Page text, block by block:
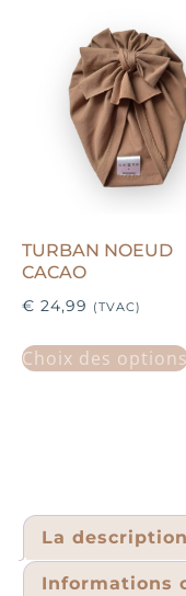
TURBAN NOEUD
CACAO
€ 24,99 (TVAC)
Choix des
La description
Informations